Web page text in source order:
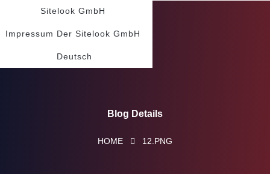
Sitelook GmbH
Impressum Der Sitelook GmbH
Deutsch
Blog Details
HOME 12.PNG